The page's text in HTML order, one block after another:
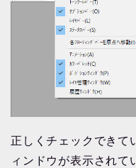
正しくチェックできて
ィンドウが表示されて